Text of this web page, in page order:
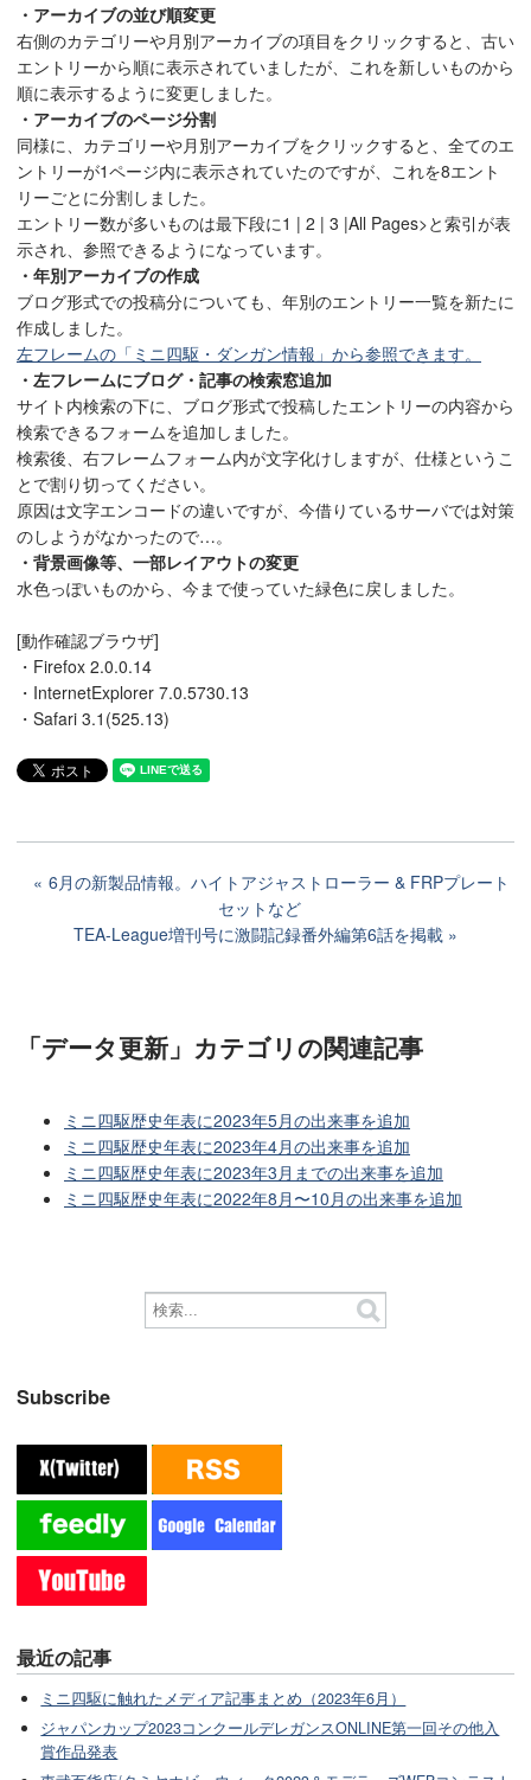
・アーカイブの並び順変更
右側のカテゴリーや月別アーカイブの項目をクリックすると、古い
エントリーから順に表示されていましたが、これを新しいものから
順に表示するように変更しました。
・アーカイブのページ分割
同様に、カテゴリーや月別アーカイブをクリックすると、全てのエ
ントリーが1ページ内に表示されていたのですが、これを8エント
リーごとに分割しました。
エントリー数が多いものは最下段に1 | 2 | 3 |All Pages>と索引が表
示され、参照できるようになっています。
・年別アーカイブの作成
ブログ形式での投稿分についても、年別のエントリー一覧を新たに
作成しました。
左フレームの「ミニ四駆・ダンガン情報」から参照できます。
・左フレームにブログ・記事の検索窓追加
サイト内検索の下に、ブログ形式で投稿したエントリーの内容から
検索できるフォームを追加しました。
検索後、右フレームフォーム内が文字化けしますが、仕様というこ
とで割り切ってください。
原因は文字エンコードの違いですが、今借りているサーバでは対策
のしようがなかったので…。
・背景画像等、一部レイアウトの変更
水色っぽいものから、今まで使っていた緑色に戻しました。
[動作確認ブラウザ]
・Firefox 2.0.0.14
・InternetExplorer 7.0.5730.13
・Safari 3.1(525.13)
6月の新製品情報。ハイトアジャストローラー & FRPプレート
セットなど
TEA-League増刊号に激闘記録番外編第6話を掲載
「データ更新」カテゴリの関連記事
ミニ四駆歴史年表に2023年5月の出来事を追加
ミニ四駆歴史年表に2023年4月の出来事を追加
ミニ四駆歴史年表に2023年3月までの出来事を追加
ミニ四駆歴史年表に2022年8月〜10月の出来事を追加
Subscribe
最近の記事
ミニ四駆に触れたメディア記事まとめ（2023年6月）
ジャパンカップ2023コンクールデレガンスONLINE第一回その他入
賞作品発表